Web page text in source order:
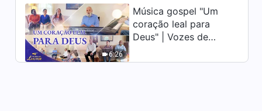
28:45
Filme da igreja | O julgamento
de Deus dos últimos dias é a
salvação para o homem
(Extrato de destaque)
6:26
Música gospel "Um
coração leal para
Deus" | Vozes de